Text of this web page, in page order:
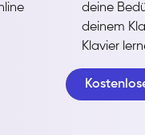
deine
deinem
Klavier